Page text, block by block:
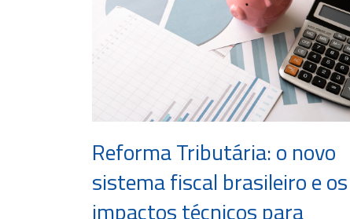
Reforma Tributária: o novo
sistema fiscal brasileiro e os
impactos técnicos para